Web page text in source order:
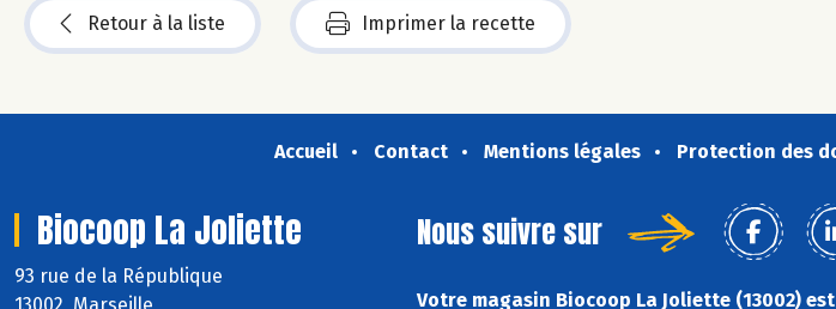
Retour à la liste Imprimer la recette
Accueil Contact Mentions légales Protection des
Biocoop La Joliette
93 rue de la République
13002 Marseille
Nous suivre sur
Votre magasin Biocoop La Joliette (13002)